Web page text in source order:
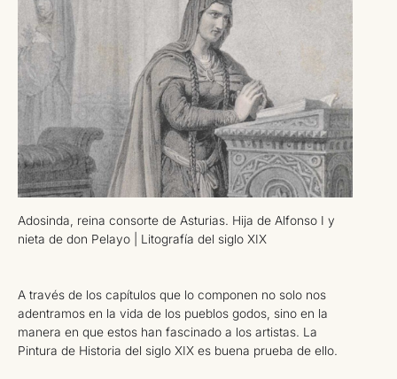
Adosinda, reina consorte de Asturias. Hija de Alfonso I y
nieta de don Pelayo | Litografía del siglo XIX
A través de los capítulos que lo componen no solo nos
adentramos en la vida de los pueblos godos, sino en la
manera en que estos han fascinado a los artistas. La
Pintura de Historia del siglo XIX es buena prueba de ello.